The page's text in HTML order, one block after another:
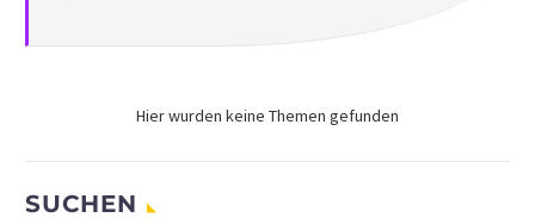
Hier wurden keine Themen gefunden
SUCHEN